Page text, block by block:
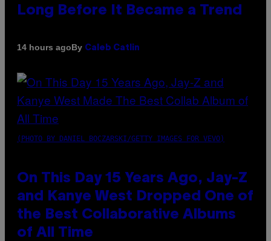
Long Before It Became a Trend
14 hours agoBy Caleb Catlin
(PHOTO BY DANIEL BOCZARSKI/GETTY IMAGES FOR VEVO)
On This Day 15 Years Ago, Jay-Z
and Kanye West Dropped One of
the Best Collaborative Albums
of All Time